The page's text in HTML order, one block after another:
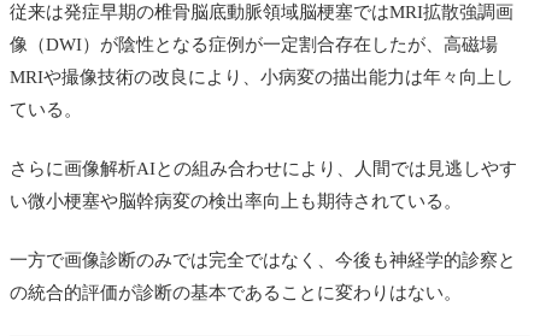
従来は発症早期の椎骨脳底動脈領域脳梗塞ではMRI拡散強調画
像（DWI）が陰性となる症例が一定割合存在したが、高磁場
MRIや撮像技術の改良により、小病変の描出能力は年々向上し
ている。
さらに画像解析AIとの組み合わせにより、人間では見逃しやす
い微小梗塞や脳幹病変の検出率向上も期待されている。
一方で画像診断のみでは完全ではなく、今後も神経学的診察と
の統合的評価が診断の基本であることに変わりはない。